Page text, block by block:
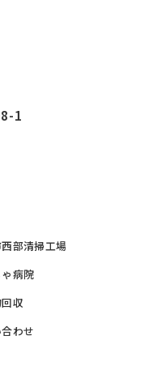
1
部清掃工場
病院
収
わせ